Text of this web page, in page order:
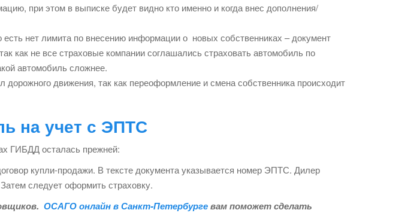
при этом в выписке будет видно кто именно и когда внес дополнения/
нет лимита по внесению информации о новых собственниках – документ
не все страховые компании соглашались страховать автомобиль по
автомобиль сложнее.
движения, так как переоформление и смена собственника происходит
на учет с ЭПТС
ГИБДД осталась прежней:
купли-продажи. В тексте документа указывается номер ЭПТС. Дилер
следует оформить страховку.
ОСАГО онлайн в Санкт-Петербургевам поможет сделать